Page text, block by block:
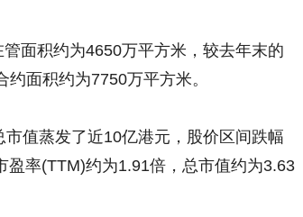
面积约为4650万平方米，较去年末的
面积约为7750万平方米。
值蒸发了近10亿港元，股价区间跌幅
率(TTM)约为1.91倍，总市值约为3.63